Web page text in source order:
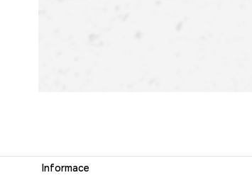
Informace